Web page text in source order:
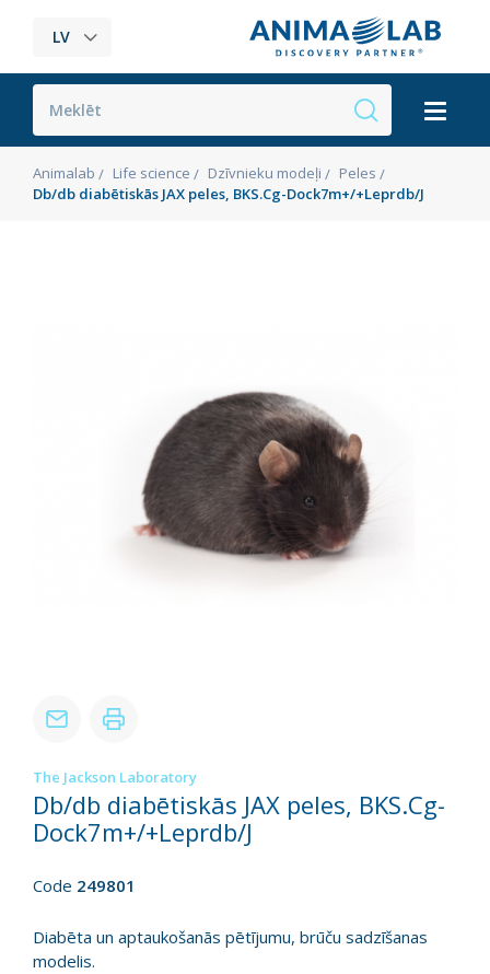
LV
Animalab Life science Dzīvnieku modeļi
Peles
Db/db diabētiskās JAX peles, BKS.Cg-Dock7m+/+Leprdb/J
The Jackson Laboratory
Db/db diabētiskās JAX peles, BKS.Cg-
Dock7m+/+Leprdb/J
Code 249801
Diabēta un aptaukošanās pētījumu, brūču sadzīšanas
modelis.